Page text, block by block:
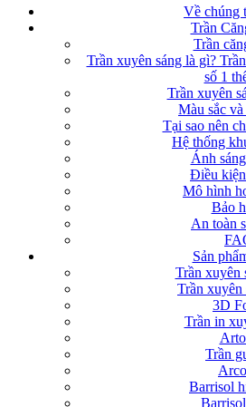
Về chúng
Trần
Trần
Trần xuyên sáng là gì?
số 1
Trần xuyên
Màu sắc
Tại sao nên
Hệ thống
Ánh
Điều
Mô hình
Bảo
An toàn
Sản
Trần xuyên
Trần xuyên
3D
Trần in
Trần
Barrisol